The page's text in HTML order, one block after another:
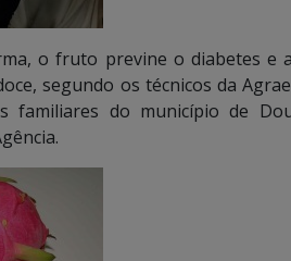
o fruto previne o diabetes e
segundo os técnicos da
familiares do município de